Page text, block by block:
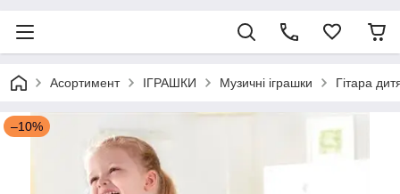
Асортимент ІГРАШКИ Музичні іграшки Гітара
–10%